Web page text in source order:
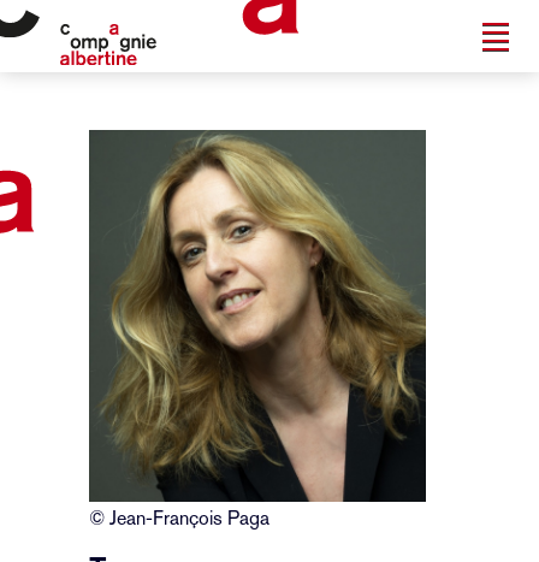
© Jean-François Paga